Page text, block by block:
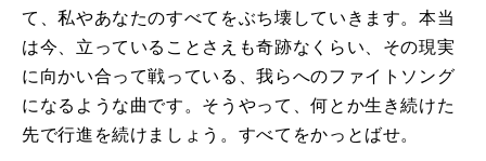
て、私やあなたのすべてをぶち壊していきます。本当
は今、立っていることさえも奇跡なくらい、その現実
に向かい合って戦っている、我らへのファイトソング
になるような曲です。そうやって、何とか生き続けた
先で行進を続けましょう。すべてをかっとばせ。